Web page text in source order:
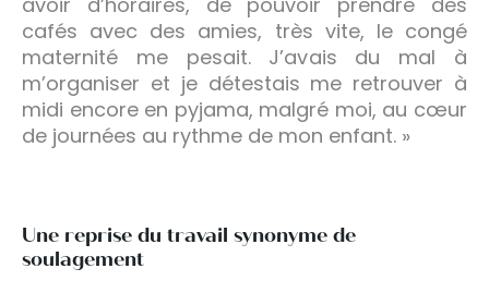
cafés avec des amies, très vite, le congé
maternité me pesait. J’avais du mal à
m’organiser et je détestais me retrouver à
midi encore en pyjama, malgré moi, au cœur
de journées au rythme de mon enfant. »
Une reprise du travail synonyme de
soulagement